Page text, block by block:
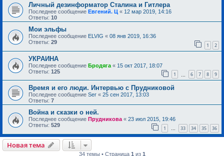
Личный дезинформатор Сталина и Гитлера
Последнее сообщение Евгений. Ц « 12 мар 2019, 14:16
Ответы: 10
Мои эльфы
Последнее сообщение ELVIG « 08 янв 2019, 16:36
Ответы: 29 1 2
УКРАИНА
Последнее сообщение Бродяга « 15 окт 2017, 18:07
Ответы: 125 1 6 7 8 9
Время и его люди. Интервью с Прудниковой
Последнее сообщение Ser « 25 сен 2017, 13:03
Ответы: 7
Война и сказки о ней.
Последнее сообщение Прудникова « 23 июл 2015, 19:46
Ответы: 529 1 … 33 34 35 36
Новая тема
34 темы • Страница 1 из 1